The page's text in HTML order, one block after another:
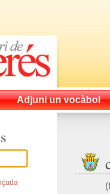
Adjuni un vocàbol